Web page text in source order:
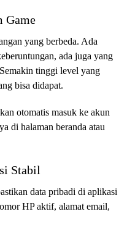
Game
yang berbeda. Ada
ada juga yang
tinggi level yang
bisa didapat.
otomatis masuk ke akun
di halaman beranda atau
Stabil
data pribadi di aplikasi
HP aktif, alamat email,